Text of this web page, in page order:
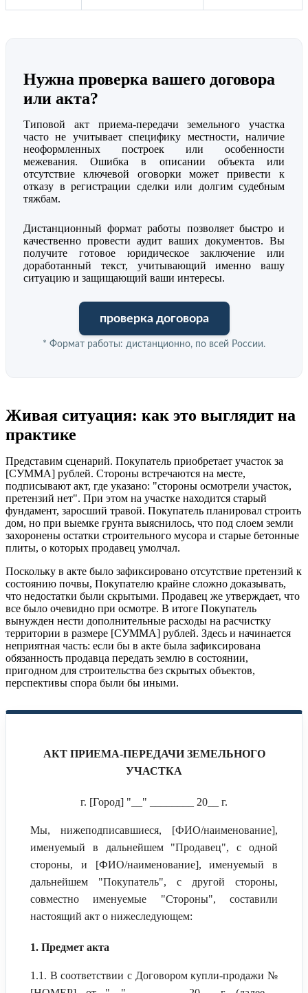
Нужна проверка вашего договора
или акта?
Типовой акт приема-передачи земельного участка
часто не учитывает специфику местности, наличие
неоформленных построек или особенности
межевания. Ошибка в описании объекта или
отсутствие ключевой оговорки может привести к
отказу в регистрации сделки или долгим судебным
тяжбам.
Дистанционный формат работы позволяет быстро и
качественно провести аудит ваших документов. Вы
получите готовое юридическое заключение или
доработанный текст, учитывающий именно вашу
ситуацию и защищающий ваши интересы.
проверка договора
* Формат работы: дистанционно, по всей России.
Живая ситуация: как это выглядит на
практике
Представим сценарий. Покупатель приобретает участок за
[СУММА] рублей. Стороны встречаются на месте,
подписывают акт, где указано: "стороны осмотрели участок,
претензий нет". При этом на участке находится старый
фундамент, заросший травой. Покупатель планировал строить
дом, но при выемке грунта выяснилось, что под слоем земли
захоронены остатки строительного мусора и старые бетонные
плиты, о которых продавец умолчал.
Поскольку в акте было зафиксировано отсутствие претензий к
состоянию почвы, Покупателю крайне сложно доказывать,
что недостатки были скрытыми. Продавец же утверждает, что
все было очевидно при осмотре. В итоге Покупатель
вынужден нести дополнительные расходы на расчистку
территории в размере [СУММА] рублей. Здесь и начинается
неприятная часть: если бы в акте была зафиксирована
обязанность продавца передать землю в состоянии,
пригодном для строительства без скрытых объектов,
перспективы спора были бы иными.
АКТ ПРИЕМА-ПЕРЕДАЧИ ЗЕМЕЛЬНОГО
УЧАСТКА
г. [Город] "__" ________ 20__ г.
Мы, нижеподписавшиеся, [ФИО/наименование],
именуемый в дальнейшем "Продавец", с одной
стороны, и [ФИО/наименование], именуемый в
дальнейшем "Покупатель", с другой стороны,
совместно именуемые "Стороны", составили
настоящий акт о нижеследующем:
1. Предмет акта
1.1. В соответствии с Договором купли-продажи №